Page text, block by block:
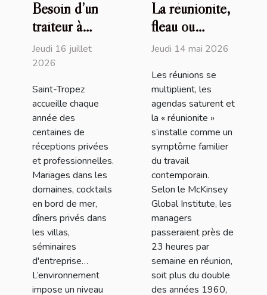
Besoin d’un
traiteur à
Saint-Tropez
(83) ? David
grand jeu !
Jeudi 16 juillet
2026
Saint-Tropez
accueille chaque
année des
centaines de
réceptions privées
et professionnelles.
Mariages dans les
domaines, cocktails
en bord de mer,
dîners privés dans
les villas,
séminaires
d'entreprise…
L’environnement
impose un niveau
La réunionite,
fléau ou
opportunité
leadership
moderne
Jeudi 14 mai 2026
Les réunions se
multiplient, les
agendas saturent et
la « réunionite »
s’installe comme un
symptôme familier
du travail
contemporain.
Selon le McKinsey
Global Institute, les
managers
passeraient près de
23 heures par
semaine en réunion,
soit plus du double
des années 1960,